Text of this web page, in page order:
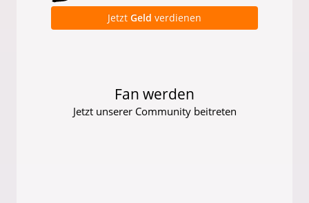
Jetzt Geld verdienen
Fan werden
Jetzt unserer Community beitreten